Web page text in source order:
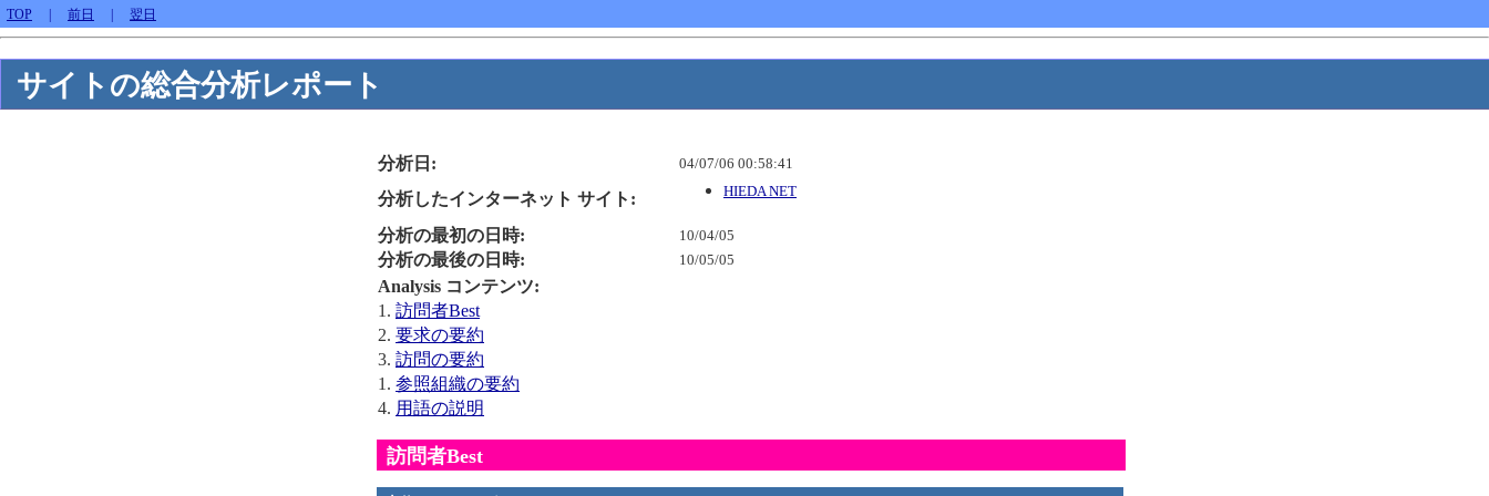
TOP 前日 翌日
サイトの総合分析レポート
分析日: 04/07/06 00:58:41
分析したインターネット サイト: HIEDA NET
分析の最初の日時: 10/04/05
分析の最後の日時: 10/05/05
Analysis コンテンツ:
1. 訪問者Best
2. 要求の要約
3. 訪問の要約
1. 参照組織の要約
4. 用語の説明
訪問者Best